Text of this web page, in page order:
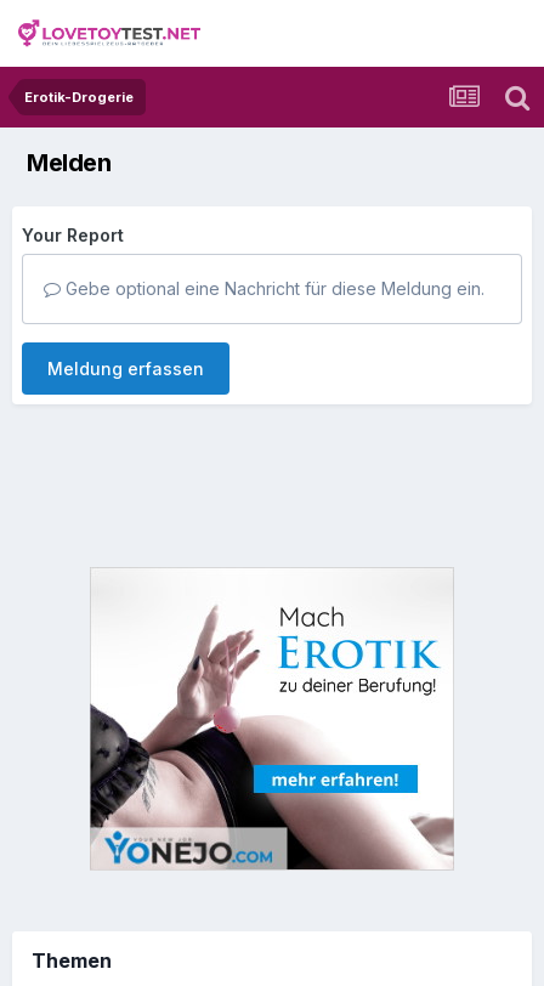
Erotik-Drogerie
Melden
Your Report
Gebe optional eine Nachricht für diese Meldung ein.
Meldung erfassen
Themen